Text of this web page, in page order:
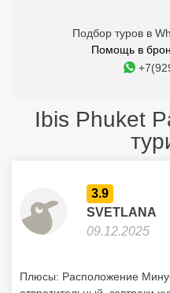
Подбор туров в
Помощь в
Ibis Phuket
3.9
SVETLANA
09.12.2025
Плюсы: Расположение